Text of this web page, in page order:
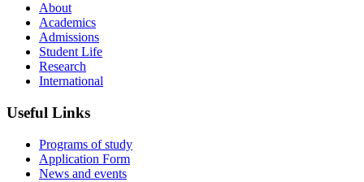
About
Academics
Admissions
Student Life
Research
International
Useful Links
Programs of study
Application Form
News and events